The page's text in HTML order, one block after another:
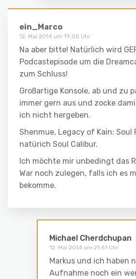
ein_Marco
12. Mai 2014 um 19:00 Uhr
Na aber bitte! Natürlich wird
Podcastepisode um die
zum Schluss!
Großartige Konsole, ab und zu
immer gern aus und zocke
ich nicht hergeben.
Shenmue, Legacy of Kain: Soul
natürich Soul Calibur.
Ich möchte mir unbedingt das
War noch zulegen, falls ich es
bekomme.
Michael Cherdchupan
12. Mai 2014 um 21:51 Uhr
Markus und ich haben
Aufnahme noch ein